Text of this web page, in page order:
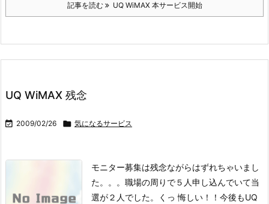
記事を読む UQ WiMAX 本サービス開始
UQ WiMAX 残念
 2009/02/26  気になるサービス
モニター募集は残念ながらはずれちゃいまし
た。。。 職場の周りで５人申し込んでいて当
選が２人でした。
くっ 悔しい！！ 今後もUQ